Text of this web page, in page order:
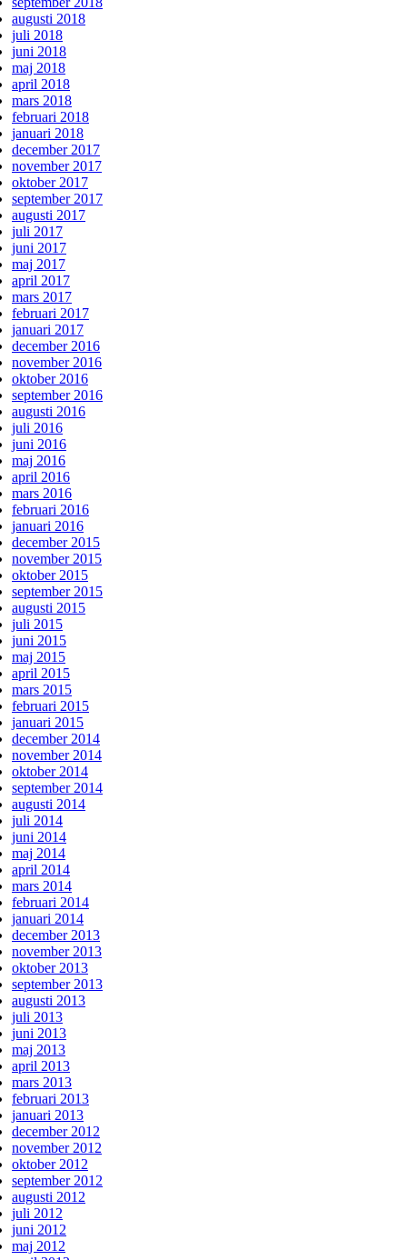
augusti 2018
juli 2018
juni 2018
maj 2018
april 2018
mars 2018
februari 2018
januari 2018
december 2017
november 2017
oktober 2017
september 2017
augusti 2017
juli 2017
juni 2017
maj 2017
april 2017
mars 2017
februari 2017
januari 2017
december 2016
november 2016
oktober 2016
september 2016
augusti 2016
juli 2016
juni 2016
maj 2016
april 2016
mars 2016
februari 2016
januari 2016
december 2015
november 2015
oktober 2015
september 2015
augusti 2015
juli 2015
juni 2015
maj 2015
april 2015
mars 2015
februari 2015
januari 2015
december 2014
november 2014
oktober 2014
september 2014
augusti 2014
juli 2014
juni 2014
maj 2014
april 2014
mars 2014
februari 2014
januari 2014
december 2013
november 2013
oktober 2013
september 2013
augusti 2013
juli 2013
juni 2013
maj 2013
april 2013
mars 2013
februari 2013
januari 2013
december 2012
november 2012
oktober 2012
september 2012
augusti 2012
juli 2012
juni 2012
maj 2012